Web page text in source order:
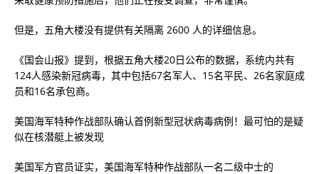
但是，五角大楼没有提供有关隔离 2600 人的详细信息。
《国会山报》提到，根据五角大楼20日公布的数据，系统内共有
124人感染新冠病毒，其中包括67名军人、15名平民、26名家庭成
员和16名承包商。
美国海军特种作战部队确认首例新型冠状病毒病例！最可怕的是疑
似在核潜艇上被发现
美国军方官员证实，美国海军特种作战部队一名二级中士的